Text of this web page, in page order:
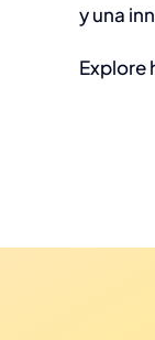
y una
Explore